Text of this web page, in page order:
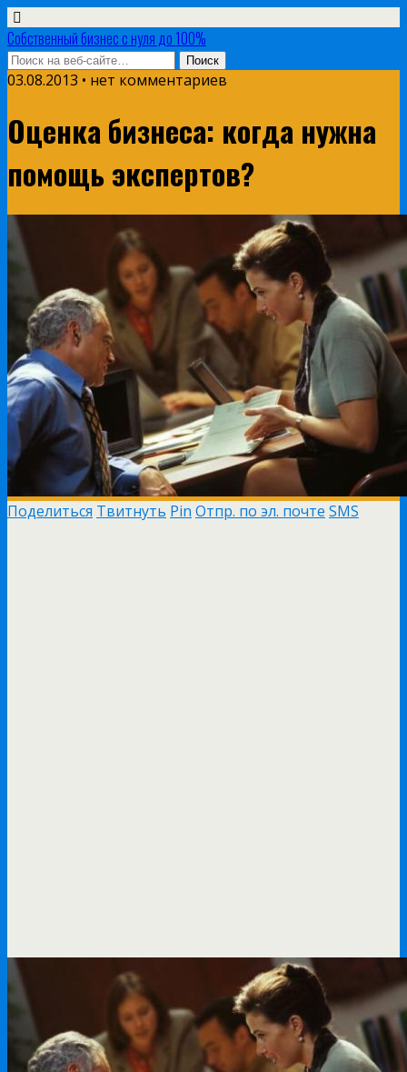
Собственный бизнес с нуля до 100%
03.08.2013 • нет комментариев
Оценка бизнеса: когда нужна
помощь экспертов?
Поделиться Твитнуть Pin Отпр. по эл. почте SMS